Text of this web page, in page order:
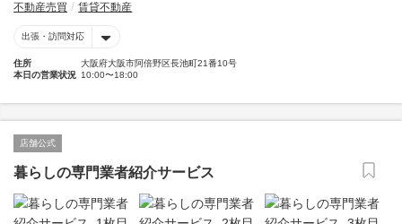
不動産売買 賃貸不動産
出張・訪問対応
住所
大阪府大阪市阿倍野区長池町21番10号
本日の営業状況 10:00〜18:00
店舗公式
暮らしの専門業者紹介サービス